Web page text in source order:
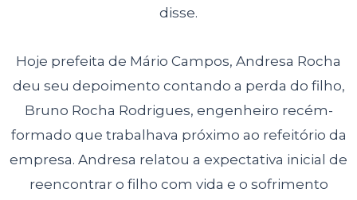
disse.
Hoje prefeita de Mário Campos, Andresa Rocha
deu seu depoimento contando a perda do filho,
Bruno Rocha Rodrigues, engenheiro recém-
formado que trabalhava próximo ao refeitório da
empresa. Andresa relatou a expectativa inicial de
reencontrar o filho com vida e o sofrimento